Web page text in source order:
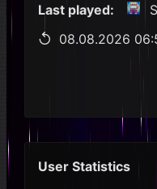
Last played:
08.08.2026
User Statistics